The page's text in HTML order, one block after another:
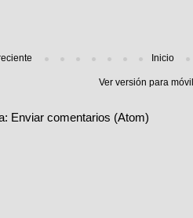
Inicio
Ver versión para
Enviar comentarios (Atom)